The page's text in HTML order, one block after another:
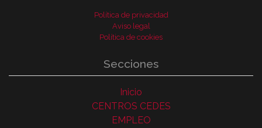
Política de privacidad
Aviso legal
Política de cookies
Secciones
Inicio
CENTROS CEDES
EMPLEO